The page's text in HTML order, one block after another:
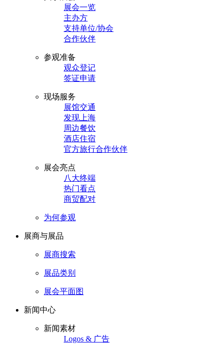
展会一览
主办方
支持单位/协会
合作伙伴
参观准备
观众登记
签证申请
现场服务
展馆交通
发现上海
周边餐饮
酒店住宿
官方旅行合作伙伴
展会亮点
八大终端
热门看点
商贸配对
为何参观
展商与展品
展商搜索
展品类别
展会平面图
新闻中心
新闻素材
Logos & 广告